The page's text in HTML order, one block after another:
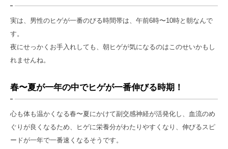
実は、男性のヒゲが一番のびる時間帯は、午前6時〜10時と朝なんで
す。
夜にせっかくお手入れしても、朝ヒゲが気になるのはこのせいかもし
れませんね。
春〜夏が一年の中でヒゲが一番伸びる時期！
心も体も温かくなる春〜夏にかけて副交感神経が活発化し、血流のめ
ぐりが良くなるため、ヒゲに栄養分がわたりやすくなり、伸びるスピ
ードが一年で一番速くなるそうです。